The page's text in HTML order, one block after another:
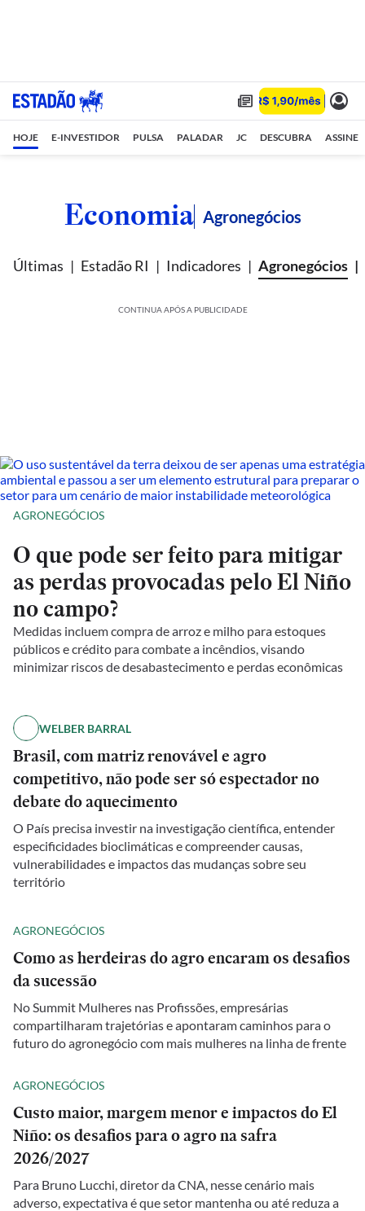
HOJE E-INVESTIDOR PULSA PALADAR JC DESCUBRA ASSINE
Economia Agronegócios
Últimas Estadão RI Indicadores Agronegócios
CONTINUA APÓS A PUBLICIDADE
AGRONEGÓCIOS
O que pode ser feito para mitigar
as perdas provocadas pelo El Niño
no campo?
Medidas incluem compra de arroz e milho para estoques
públicos e crédito para combate a incêndios, visando
minimizar riscos de desabastecimento e perdas econômicas
WELBER BARRAL
Brasil, com matriz renovável e agro
competitivo, não pode ser só espectador no
debate do aquecimento
O País precisa investir na investigação científica, entender
especificidades bioclimáticas e compreender causas,
vulnerabilidades e impactos das mudanças sobre seu
território
AGRONEGÓCIOS
Como as herdeiras do agro encaram os desafios
da sucessão
No Summit Mulheres nas Profissões, empresárias
compartilharam trajetórias e apontaram caminhos para o
futuro do agronegócio com mais mulheres na linha de frente
AGRONEGÓCIOS
Custo maior, margem menor e impactos do El
Niño: os desafios para o agro na safra
2026/2027
Para Bruno Lucchi, diretor da CNA, nesse cenário mais
adverso, expectativa é que setor mantenha ou até reduza a